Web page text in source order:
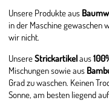
Unsere Produkte aus
in der Maschine gewaschen
wir nicht.
UnsereStrickartikelaus
Mischungen sowie aus
Grad zu waschen. Keinen
Sonne, am besten liegend